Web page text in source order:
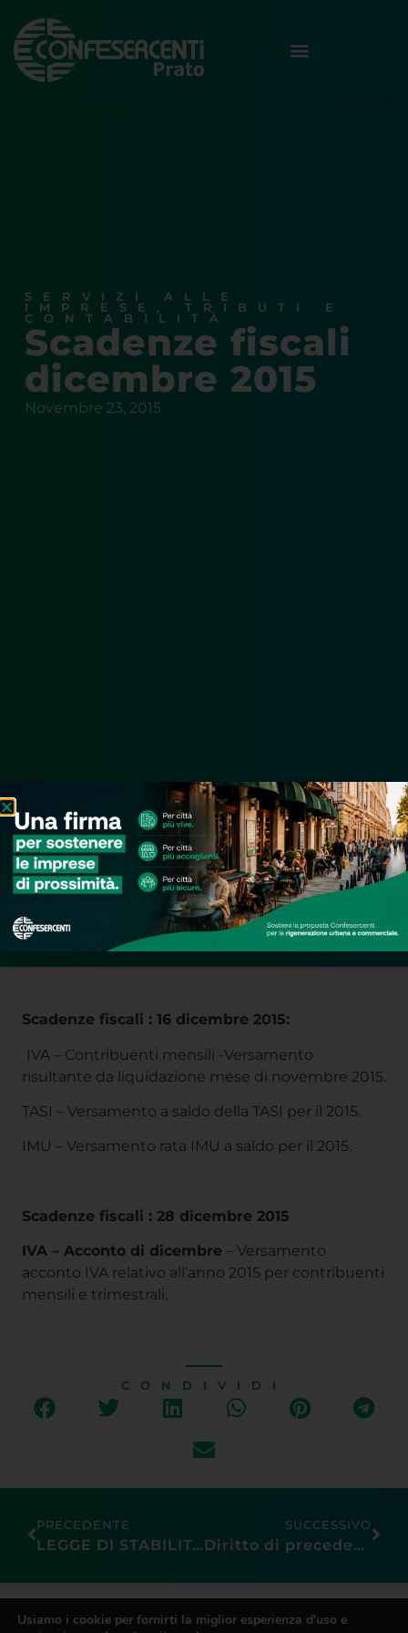
SERVIZI ALLE
IMPRESE , TRIBUTI E
CONTABILITÀ
Scadenze fiscali
dicembre 2015
Novembre 23, 2015
Scadenze fiscali : 16 dicembre 2015:
IVA – Contribuenti mensili -Versamento
risultante da liquidazione mese di novembre 2015.
TASI – Versamento a saldo della TASI per il 2015.
IMU – Versamento rata IMU a saldo per il 2015.
Scadenze fiscali : 28 dicembre 2015
IVA – Acconto di dicembre – Versamento
acconto IVA relativo all’anno 2015 per contribuenti
mensili e trimestrali.
CONDIVIDI
PRECEDENTE
LEGGE DI STABILITÀ 2016
SUCCESSIVO
Diritto di precedenza nel lavoro a termine: le risposte dell’Inps
CONFESERCENTI
PRATO
Usiamo i cookie per fornirti la miglior esperienza d'uso e